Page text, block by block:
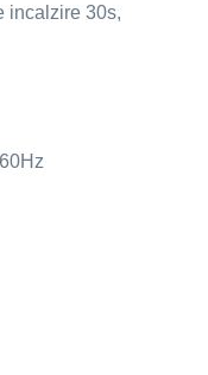
incalzire 30s,